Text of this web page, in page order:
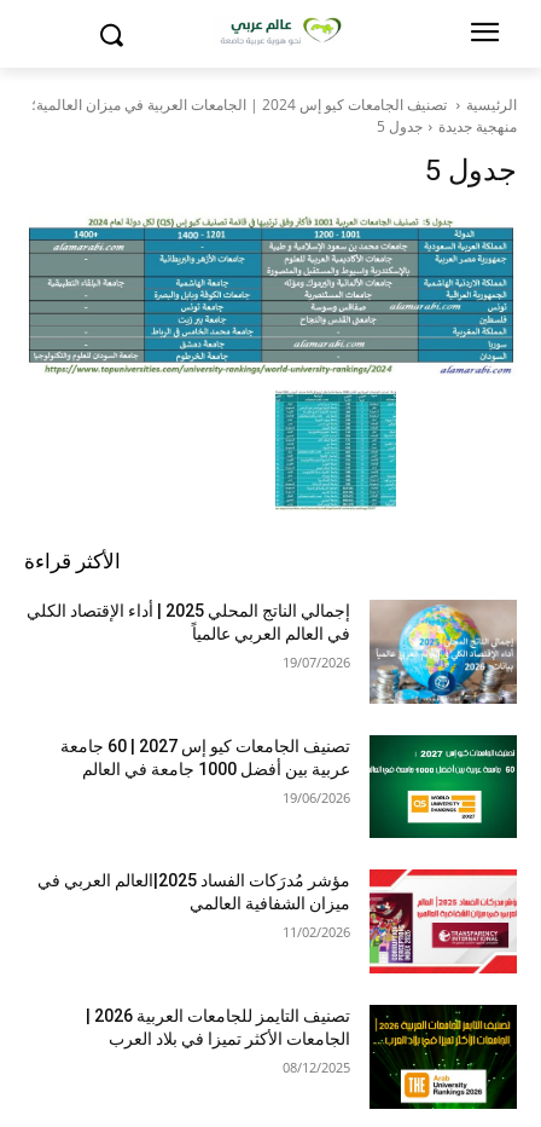
الرئيسية
تصنيف الجامعات كيو إس 2024 | الجامعات العربية في ميزان العالمية؛
منهجية جديدة
جدول 5
جدول 5
الأكثر قراءة
إجمالي الناتج المحلي 2025 | أداء الإقتصاد الكلي
في العالم العربي عالمياً
19/07/2026
تصنيف الجامعات كيو إس 2027 | 60 جامعة
عربية بين أفضل 1000 جامعة في العالم
19/06/2026
مؤشر مُدرَكات الفساد 2025|العالم العربي في
ميزان الشفافية العالمي
11/02/2026
الجامعات الأكثر تميزا في بلاد العرب
08/12/2025